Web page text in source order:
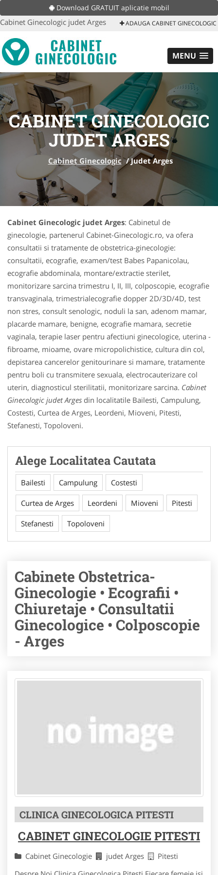
Download GRATUIT aplicatie mobil
Cabinet Ginecologic judet Arges ADAUGA CABINET GINECOLOGIC
MENU
CABINET GINECOLOGIC
JUDET ARGES
Cabinet Ginecologic /Judet Arges
Cabinet Ginecologic judet Arges: Cabinetul de
ginecologie, partenerul Cabinet-Ginecologic.ro, va ofera
consultatii si tratamente de obstetrica-ginecologie:
consultatii, ecografie, examen/test Babes Papanicolau,
ecografie abdominala, montare/extractie sterilet,
monitorizare sarcina trimestru I, II, III, colposcopie, ecografie
transvaginala, trimestrialecografie dopper 2D/3D/4D, test
non stres, consult senologic, noduli la san, adenom mamar,
placarde mamare, benigne, ecografie mamara, secretie
vaginala, terapie laser pentru afectiuni ginecologice, uterina -
fibroame, mioame, ovare micropolichistice, cultura din col,
depistarea cancerelor genitourinare si mamare, tratamente
pentru boli cu transmitere sexuala, electrocauterizare col
uterin, diagnosticul sterilitatii, monitorizare sarcina. Cabinet
Ginecologic judet Arges din localitatile Bailesti, Campulung,
Costesti, Curtea de Arges, Leordeni, Mioveni, Pitesti,
Stefanesti, Topoloveni.
Alege Localitatea Cautata
Bailesti Campulung Costesti
Curtea de Arges Leordeni Mioveni Pitesti
Stefanesti Topoloveni
Cabinete Obstetrica-
Ginecologie • Ecografii •
Chiuretaje • Consultatii
Ginecologice • Colposcopie
- Arges
CLINICA GINECOLOGICA PITESTI
CABINET GINECOLOGIE PITESTI
Cabinet Ginecologie judet Arges
Pitesti